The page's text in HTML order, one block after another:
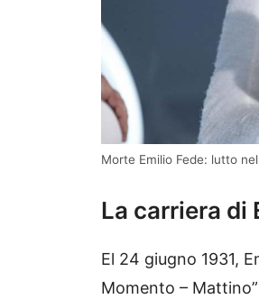
Morte Emilio Fede: lutto
La carriera di
El 24 giugno 1931,
Momento –